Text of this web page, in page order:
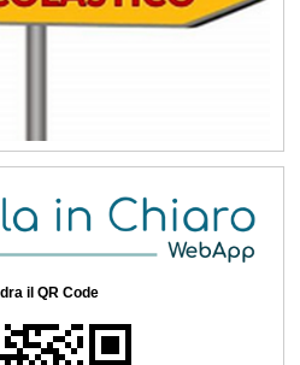
il QR Code